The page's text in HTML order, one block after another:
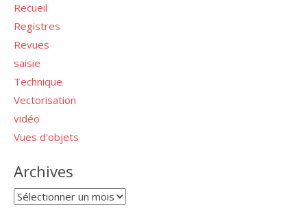
Recueil
Registres
Revues
saisie
Technique
Vectorisation
vidéo
Vues d'objets
Archives
Archives